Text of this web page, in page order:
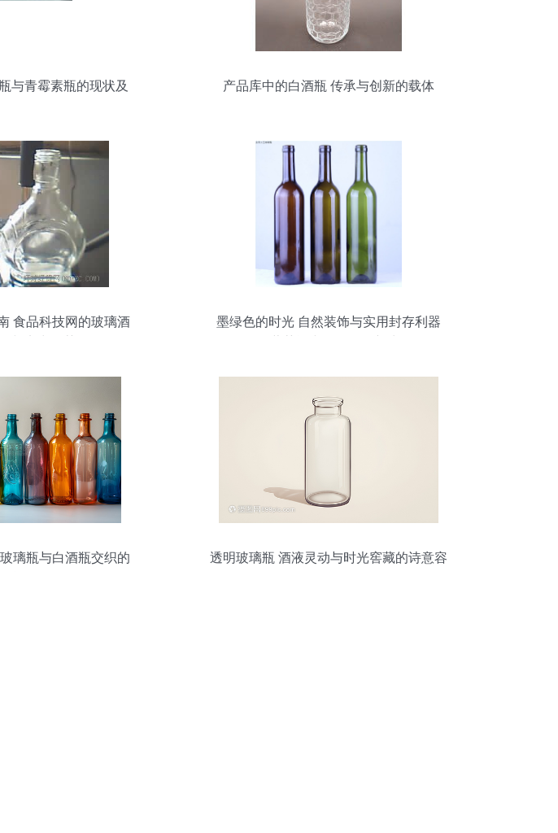
与青霉素瓶的现状及
产品库中的白酒瓶 传承与创新的载体
食品科技网的玻璃酒
墨绿色的时光 自然装饰与实用封存利器
璃瓶与白酒瓶交织的
透明玻璃瓶 酒液灵动与时光窖藏的诗意容